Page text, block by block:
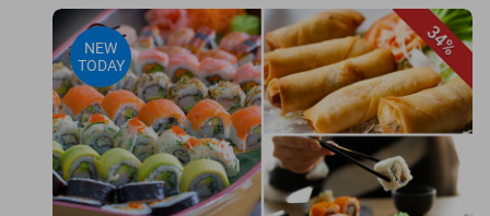
34%
NEW
TODAY